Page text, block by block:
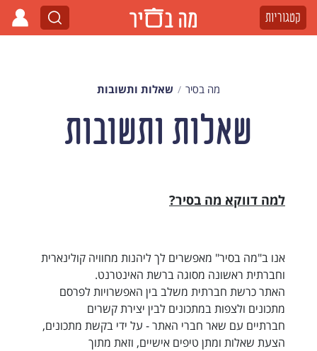
קטגוריות
מה בסיר שאלות ותשובות
שאלות ותשובות
למה דווקא מה בסיר?
אנו ב"מה בסיר" מאפשרים לך ליהנות מחוויה קולינארית
וחברתית ראשונה מסוגה ברשת האינטרנט.
האתר כרשת חברתית משלב בין האפשרויות לפרסם
מתכונים ולצפות במתכונים לבין יצירת קשרים
חברתיים עם שאר חברי האתר - על ידי בקשת מתכונים,
הצעת שאלות ומתן טיפים אישיים, וזאת מתוך